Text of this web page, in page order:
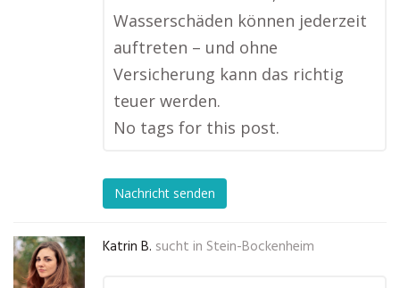
Wasserschäden können jederzeit
auftreten – und ohne
Versicherung kann das richtig
teuer werden.
No tags for this post.
Nachricht senden
Katrin B. sucht in Stein-Bockenheim